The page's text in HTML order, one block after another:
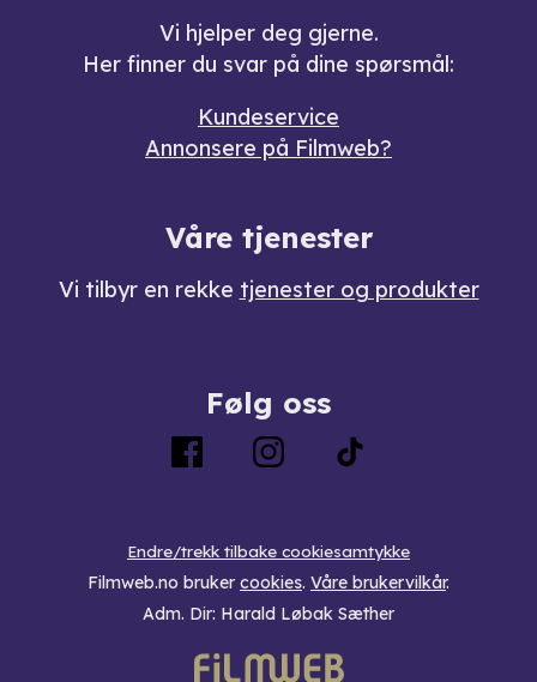
Vi hjelper deg gjerne.
Her finner du svar på dine spørsmål:
Kundeservice
Annonsere på Filmweb?
Våre tjenester
Vi tilbyr en rekke tjenester og produkter
Følg oss
Endre/trekk tilbake cookiesamtykke
Filmweb.no bruker cookies. Våre brukervilkår.
Adm. Dir: Harald Løbak Sæther